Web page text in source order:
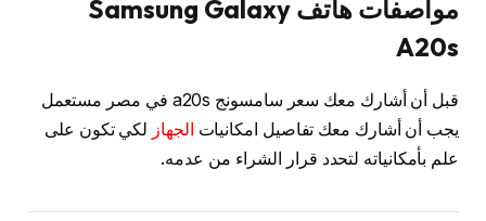
مواصفات هاتف Samsung Galaxy
A20s
قبل أن أشارك معك سعر سامسونج a20s في مصر مستعمل
يجب أن أشارك معك تفاصيل امكانيات الجهاز لكي تكون على
علم بأمكانياته لتحدد قرار الشراء من عدمه.